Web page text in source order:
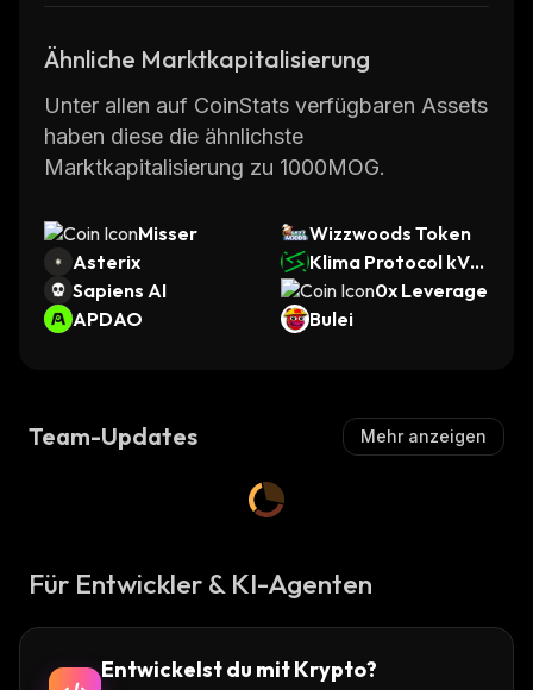
Ähnliche Marktkapitalisierung
Unter allen auf CoinStats verfügbaren Assets
haben diese die ähnlichste
Marktkapitalisierung zu 1000MOG.
Misser
Wizzwoods Token
Asterix
Klima Protocol kVC
M
Sapiens AI
0x Leverage
APDAO
Bulei
Team-Updates Mehr anzeigen
Für Entwickler & KI-Agenten
Entwickelst du mit Krypto?